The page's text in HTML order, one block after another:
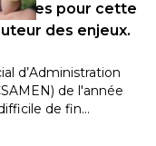
pour cette
des enjeux.
d’Administration
de l'année
de fin…